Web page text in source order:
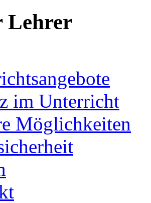
Lehrer
im Unterricht
Möglichkeiten